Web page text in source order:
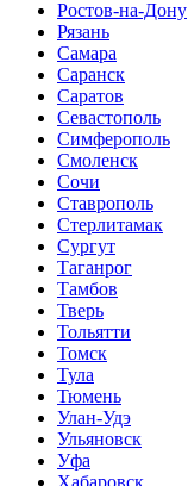
Ростов-на-Дону
Рязань
Самара
Саранск
Саратов
Севастополь
Симферополь
Смоленск
Сочи
Ставрополь
Стерлитамак
Сургут
Таганрог
Тамбов
Тверь
Тольятти
Томск
Тула
Тюмень
Улан-Удэ
Ульяновск
Уфа
Хабаровск